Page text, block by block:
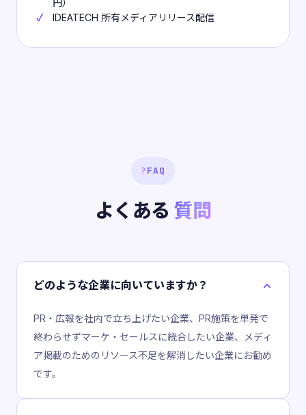
円）
IDEATECH 所有メディアリリース配信
?FAQ
よくある 質問
どのような企業に向いていますか？
PR・広報を社内で立ち上げたい企業、PR施策を単発で
終わらせずマーケ・セールスに統合したい企業、メディ
ア掲載のためのリソース不足を解消したい企業にお勧め
です。